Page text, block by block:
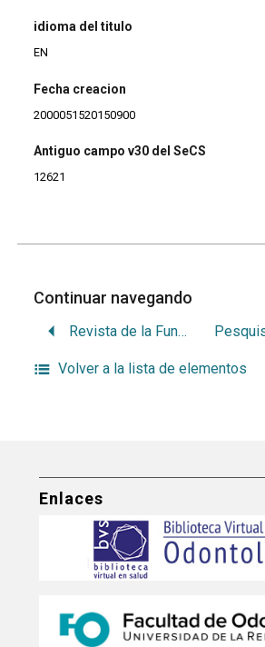
idioma del titulo
EN
Fecha creacion
2000051520150900
Antiguo campo v30 del SeCS
12621
Continuar navegando
Revista de la Fundación Juan José Carraro
Volver a la lista de elementos
Enlaces